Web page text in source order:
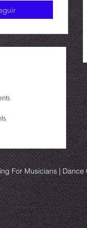
For Musicians |